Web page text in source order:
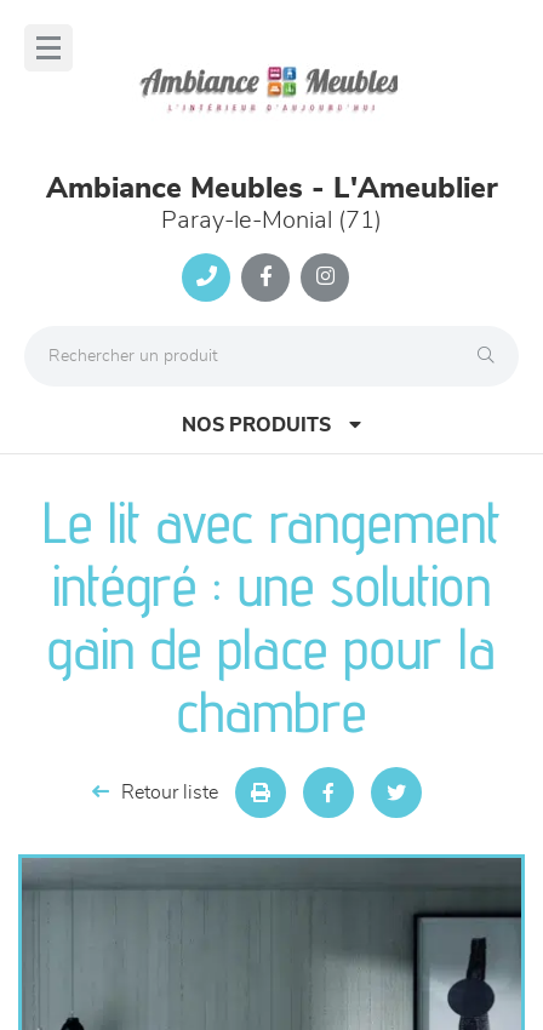
Ambiance Meubles - L'Ameublier
Paray-le-Monial (71)
NOS PRODUITS
canapés et fauteuils
séjours
meubles de complément
décoration
Le lit avec rangement
intégré : une solution
gain de place pour la
chambre
Retour liste